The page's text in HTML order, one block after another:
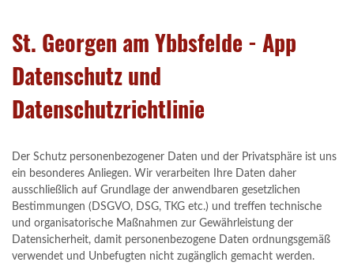
St. Georgen am Ybbsfelde - App
Datenschutz und
Datenschutzrichtlinie
Der Schutz personenbezogener Daten und der Privatsphäre ist uns
ein besonderes Anliegen. Wir verarbeiten Ihre Daten daher
ausschließlich auf Grundlage der anwendbaren gesetzlichen
Bestimmungen (DSGVO, DSG, TKG etc.) und treffen technische
und organisatorische Maßnahmen zur Gewährleistung der
Datensicherheit, damit personenbezogene Daten ordnungsgemäß
verwendet und Unbefugten nicht zugänglich gemacht werden.